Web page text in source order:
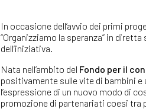
In occasione dell’avvio dei primi
“Organizziamo la speranza” in diretta
dell’iniziativa.
Nata nell’ambito del Fondo per il
positivamente sulle vite di bambini e
l’espressione di un nuovo modo di
promozione di partenariati coesi tra